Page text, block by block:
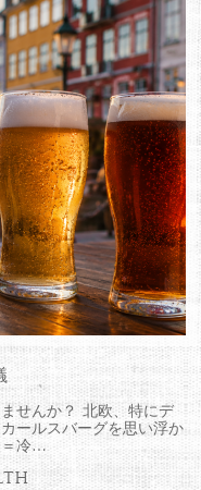
せんか？ 北欧、特にデ
ールスバーグを思い浮か
＝冷…